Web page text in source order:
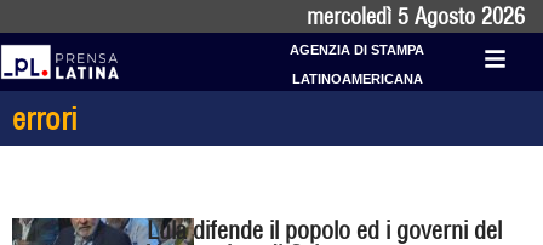
mercoledì 5 Agosto 2026
AGENZIA DI STAMPA
LATINOAMERICANA
errori
Lula difende il popolo ed i governi del